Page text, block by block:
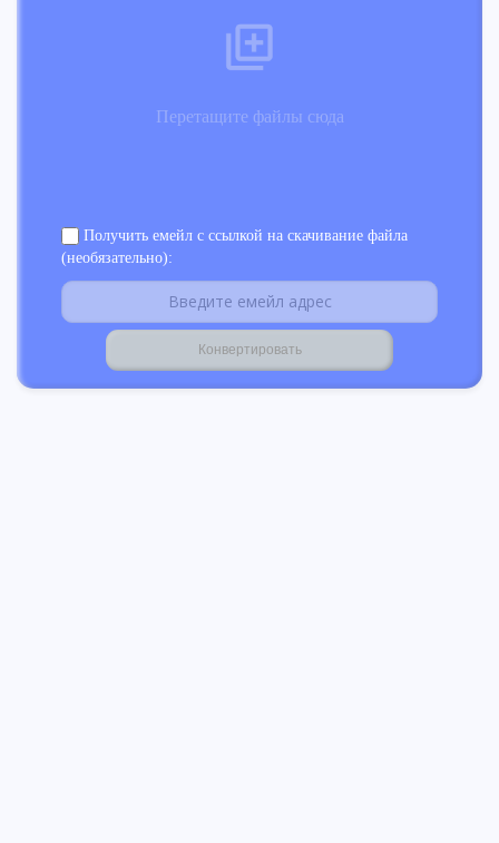
Перетащите файлы сюда
Получить емейл с ссылкой на скачивание файла
(необязательно):